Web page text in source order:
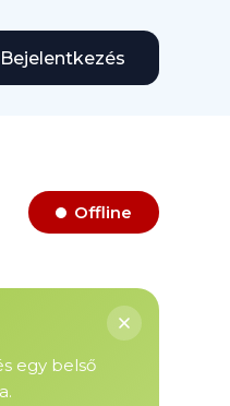
Bejelentkezés
Offline
egy belső